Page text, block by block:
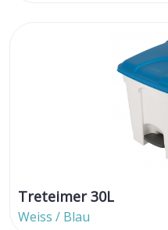
Treteimer 30L
Weiss / Blau